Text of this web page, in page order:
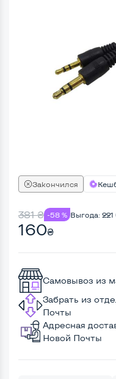
Закончился
381₴ -58 % Выгода: 221
160₴
Самовывоз из
Забрать из
Почты
Адресная
Новой Почты